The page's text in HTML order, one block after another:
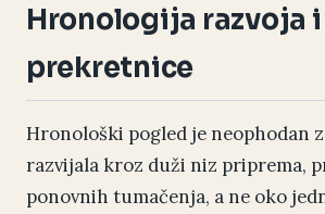
Hronologija razvoja
prekretnice
Hronološki pogled je neophodan
razvijala kroz duži niz priprema,
ponovnih tumačenja, a ne oko